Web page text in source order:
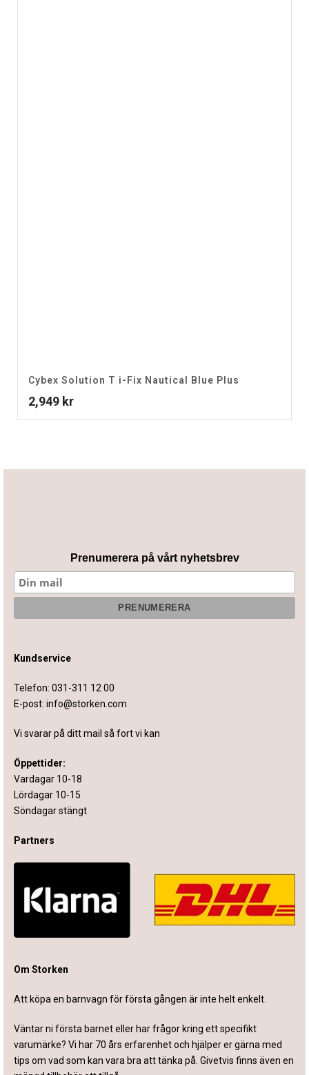
Cybex Solution T i-Fix Nautical Blue Plus
2,949 kr
Prenumerera på vårt nyhetsbrev
Kundservice
Telefon: 031-311 12 00
E-post: info@storken.com
Vi svarar på ditt mail så fort vi kan
Öppettider:
Vardagar 10-18
Lördagar 10-15
Söndagar stängt
Partners
Om Storken
Att köpa en barnvagn för första gången är inte helt enkelt.
Väntar ni första barnet eller har frågor kring ett specifikt
varumärke? Vi har 70 års erfarenhet och hjälper er gärna med
tips om vad som kan vara bra att tänka på. Givetvis finns även en